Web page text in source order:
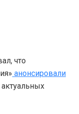
что
анонсировали